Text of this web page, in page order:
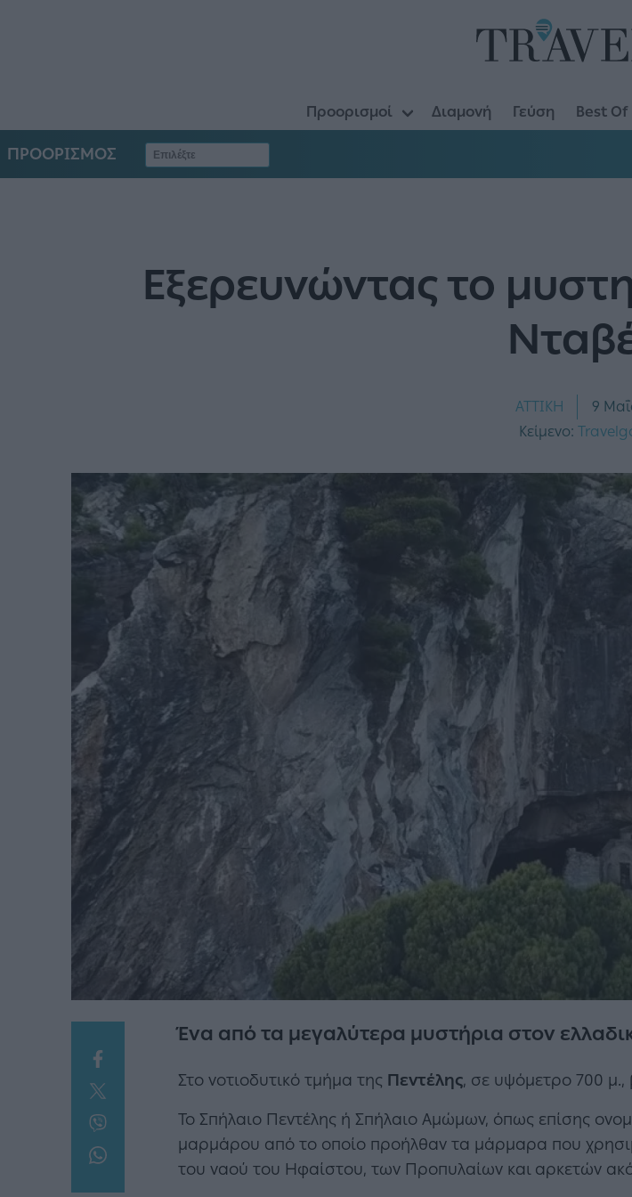
Προορισμοί Διαμονή Γεύση Best Of
ΠΡΟΟΡΙΣΜΟΣ
Εξερευνώντας το
ΑΤΤΙΚΗ
9
Κείμενο:
Ένα από τα μεγαλύτερα μυστήρια στον
Στο νοτιοδυτικό τμήμα της Πεντέλης, σε υψόμετρο 700 μ.,
Το Σπήλαιο Πεντέλης ή Σπήλαιο Αμώμων, όπως επίσης
μαρμάρου από το οποίο προήλθαν τα μάρμαρα που
του ναού του Ηφαίστου, των Προπυλαίων και αρκετών